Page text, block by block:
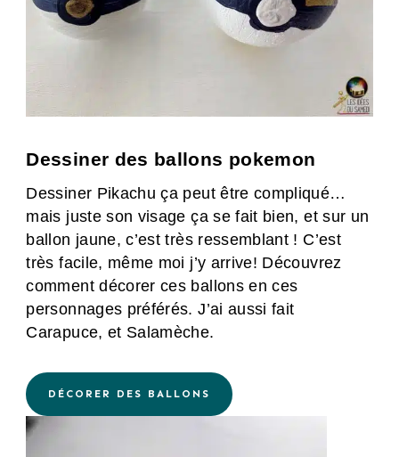
Dessiner des ballons pokemon
Dessiner Pikachu ça peut être compliqué…
mais juste son visage ça se fait bien, et sur un
ballon jaune, c’est très ressemblant ! C’est
très facile, même moi j’y arrive! Découvrez
comment décorer ces ballons en ces
personnages préférés. J’ai aussi fait
Carapuce, et Salamèche.
DÉCORER DES BALLONS